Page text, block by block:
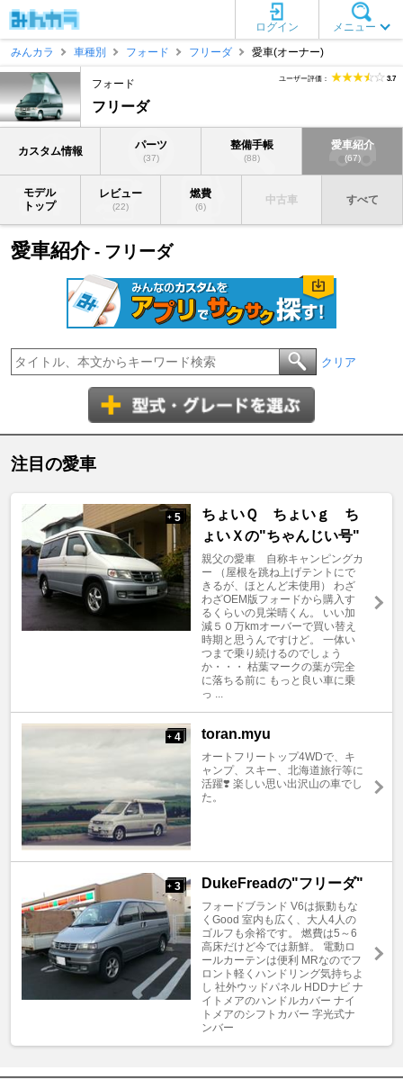
メニュー
ログイン
みんカラ
車種別 フォード フリーダ 愛車(オーナー)
フォード
フリーダ
ユーザー評価： 3.7
カスタム情報 パーツ
(37)
整備手帳
(88)
愛車紹介
(67)
モデル
トップ
レビュー
(22)
燃費
(6)
中古車 すべて
愛車紹介- フリーダ
クリア
注目の愛車
+ 5
ちょいＱ ちょいｇ ち
ょいＸの"ちゃんじい号"
親父の愛車 自称キャンピングカ
ー （屋根を跳ね上げテントにで
きるが、ほとんど未使用） わざ
わざOEM版フォードから購入す
るくらいの見栄晴くん。 いい加
減５０万kmオーバーで買い替え
時期と思うんですけど。 一体い
つまで乗り続けるのでしょう
か・・・ 枯葉マークの葉が完全
に落ちる前に もっと良い車に乗
っ ...
+ 4 toran.myu
オートフリートップ4WDで、キ
ャンプ、スキー、北海道旅行等に
活躍❣️ 楽しい思い出沢山の車でし
た。
+ 3 DukeFreadの"フリーダ"
フォードブランド V6は振動もな
くGood 室内も広く、大人4人の
ゴルフも余裕です。 燃費は5～6
高床だけど今では新鮮。 電動ロ
ールカーテンは便利 MRなのでフ
ロント軽くハンドリング気持ちよ
し 社外ウッドパネル HDDナビ ナ
イトメアのハンドルカバー ナイ
トメアのシフトカバー 字光式ナ
ンバー